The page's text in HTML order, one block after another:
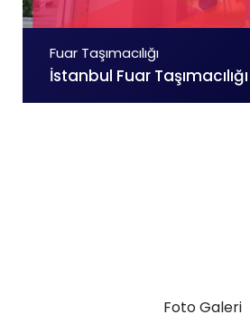
Fuar Taşımacılığı
İstanbul Fuar Taşımacılığı
Foto Galeri